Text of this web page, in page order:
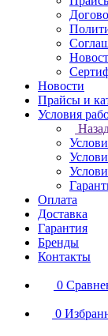
Новости
Прайсы и
Условия
Оплата
Доставка
Гарантия
Бренды
Контакты
0
0